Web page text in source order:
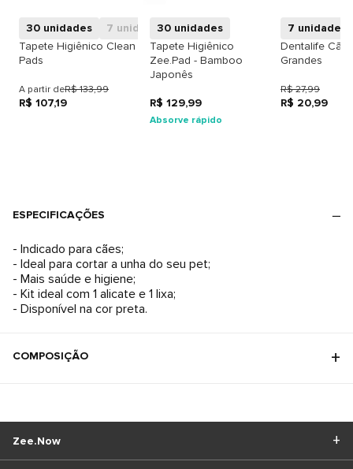
30 unidades
7 unidades
Tapete Higiênico Clean
Pads
A partir deR$ 133,99
R$ 107,19
30 unidades
Tapete Higiênico
Zee.Pad - Bamboo
Japonês
R$ 129,99
Absorve rápido
7 unidades
Dentalife
Grandes
R$ 27,99
R$ 20,99
ESPECIFICAÇÕES
- Indicado para cães;
- Ideal para cortar a unha do seu pet;
- Mais saúde e higiene;
- Kit ideal com 1 alicate e 1 lixa;
- Disponível na cor preta.
COMPOSIÇÃO
Zee.Now